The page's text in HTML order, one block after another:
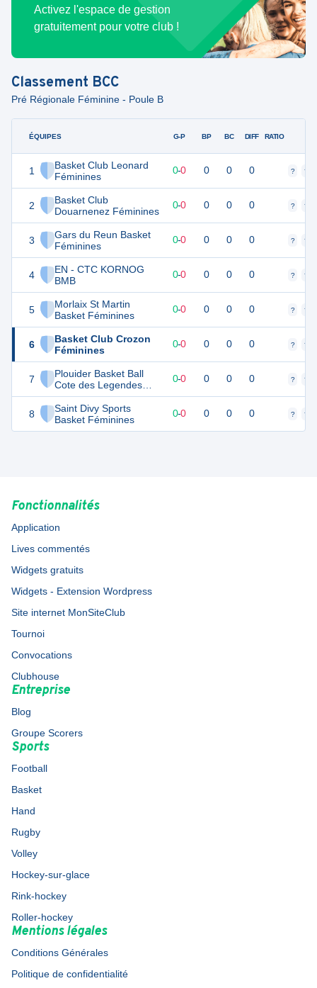
Activez l'espace de gestion
gratuitement pour votre club !
Classement BCC
Pré Régionale Féminine - Poule B
ÉQUIPES
1
Basket Club Leonard
Féminines
2
Basket Club
Douarnenez Féminines
3
Gars du Reun Basket
Féminines
4
EN - CTC KORNOG
BMB
5
Morlaix St Martin
Basket Féminines
6
Basket Club Crozon
Féminines
7
Plouider Basket Ball
Cote des Legendes
Féminines
8
Saint Divy Sports
Basket Féminines
G-P BP BC DIFF RATIO
0 0-0 0 0 0 ? ?
0-0 0 0 0 ? ?
0 0 0-0 0 0 0 ? ?
0 0-0 0 0 0 ? ?
0 0-0 0 0 0 ? ?
0 0 0-0 0 0 0 ? ?
0 0-0 0 0 0 ? ?
0 0-0 0 0 0 ? ?
Fonctionnalités
Application
Lives commentés
Widgets gratuits
Widgets - Extension Wordpress
Site internet MonSiteClub
Tournoi
Convocations
Clubhouse
Entreprise
Blog
Groupe Scorers
Sports
Football
Basket
Hand
Rugby
Volley
Hockey-sur-glace
Rink-hockey
Roller-hockey
Mentions légales
Conditions Générales
Politique de confidentialité